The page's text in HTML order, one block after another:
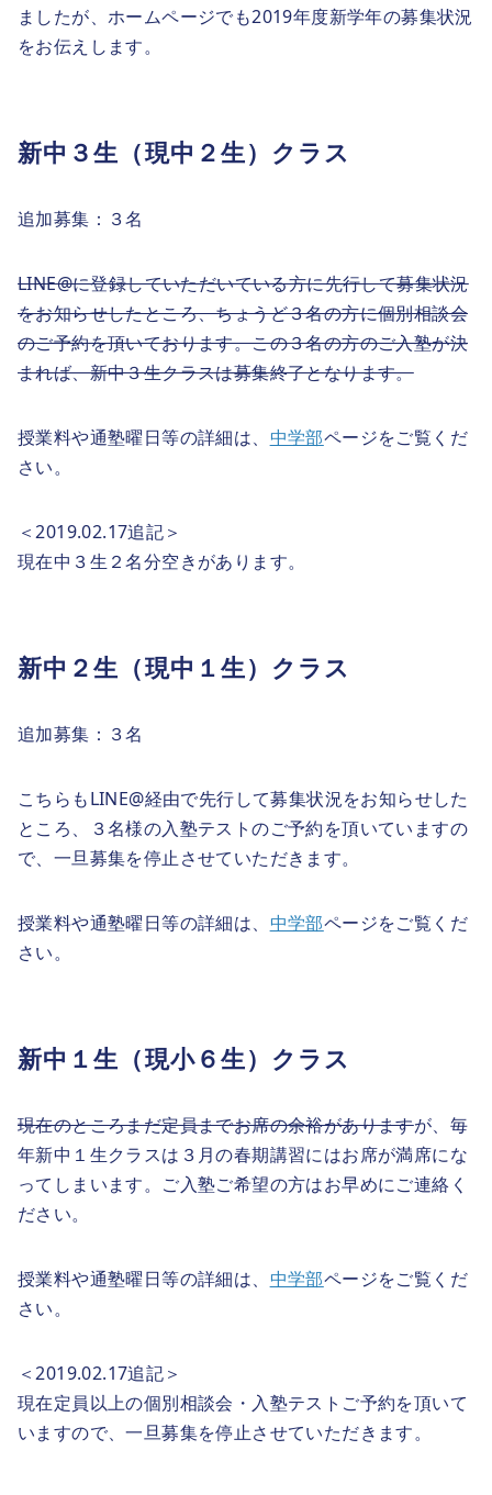
ましたが、ホームページでも2019年度新学年の募集状況
をお伝えします。
新中３生（現中２生）クラス
追加募集：３名
LINE@に登録していただいている方に先行して募集状況
をお知らせしたところ、ちょうど３名の方に個別相談会
のご予約を頂いております。この３名の方のご入塾が決
まれば、新中３生クラスは募集終了となります。
授業料や通塾曜日等の詳細は、 中学部ページをご覧くだ
さい。
＜2019.02.17追記＞
現在中３生２名分空きがあります。
新中２生（現中１生）クラス
追加募集：３名
こちらもLINE@経由で先行して募集状況をお知らせした
ところ、３名様の入塾テストのご予約を頂いていますの
で、一旦募集を停止させていただきます。
授業料や通塾曜日等の詳細は、 中学部ページをご覧くだ
さい。
新中１生（現小６生）クラス
現在のところまだ定員までお席の余裕がありますが、毎
年新中１生クラスは３月の春期講習にはお席が満席にな
ってしまいます。ご入塾ご希望の方はお早めにご連絡く
ださい。
授業料や通塾曜日等の詳細は、 中学部ページをご覧くだ
さい。
＜2019.02.17追記＞
現在定員以上の個別相談会・入塾テストご予約を頂いて
いますので、一旦募集を停止させていただきます。